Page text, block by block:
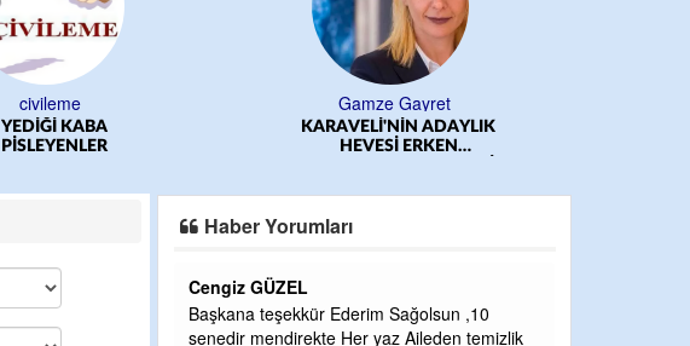
civileme
YEDİĞİ KABA
PİSLEYENLER
Gamze Gayret
KARAVELİ'NİN ADAYLIK
HEVESİ ERKEN
Haber Yorumları
Cengiz GÜZEL
Başkana teşekkür Ederim Sağolsun ,10
senedir mendirekte Her yaz Aileden temizlik